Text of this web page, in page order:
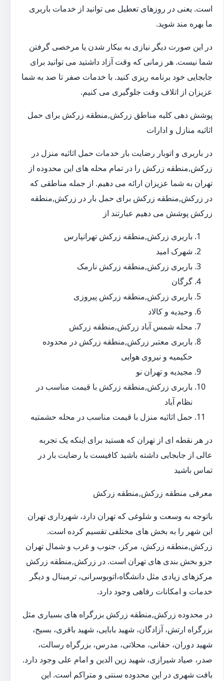
است. یعنی در روزهای تعطیل می توانید از خدمات باربری
ما بهره مند شوید.
در این صورت دیگر نیازی به بیکار شدن یا مرخصی گرفتن
شما نیست. هر زمانی که وقت آزاد داشتید می توانید برای
جابجایی خود برنامه ریزی کنید. با خدمات صفر تا صد به شما
عزیزان از اتلاف وقت جلوگیری می کنیم.
پوشش دهی کلیه مناطق زرکش,منطقه زرکش برای حمل
اثاثیه منازل و ادارات
در باربری و اتوبار رضایت بار خدمات حمل اثاثیه منزل در
زرکش,منطقه زرکش را در تمام محله های این محدوده از
تهران به شما عزیزان ارائه می دهیم. از جمله مناطقی که
در زرکش,منطقه زرکش برای حمل بار در زرکش,منطقه
زرکش پوشش می دهیم عبارتند از
باربری زرکش,منطقه زرکش تهرانپارس
شهرک امید
باربری زرکش,منطقه زرکش نارمک
گرگان
باربری زرکش,منطقه زرکش پیروزی
وحیدیه و کالاد
محله شمس آباد زرکش,منطقه زرکش
باربری معتبر زرکش,منطقه زرکش در محدوده
حکیمیه و نیروی هوایی
مجیدیه و تهران نو
باربری زرکش,منطقه زرکش با قیمت مناسب در
نظام آباد
حمل اثاثیه منزل با قیمت مناسب در محله حشمتیه
در هر نقطه ای از تهران که هستید برای اینکه یک تجربه
عالی از جابجایی داشته باشید کافیست با رضایت بار در
تماس باشید
معرفی منطقه زرکش,منطقه زرکش
باتوجه به وسعت و شلوغی که تهران دارد، شهرداری تهران
این شهر را به بخش های مختلفی تقسیم کرده است.
زرکش,منطقه زرکش، مرکز، جنوب و غرب و شمال تهران
جزو بخش بندی های تهران است. در زرکش,منطقه زرکش
مرکزهای زیادی مثل دانشگاه،اتوبوسرانی، ترمینال و دیگر
خدمات و امکانات رفاهی وجود دارد.
در محدوده زرکش,منطقه زرکش بزرگراه های بسیاری مثل
بزرگراه ارتش، آزادگان، شهید بابایی، شهید باقری، بسیج،
شهید دوران، حقانی، محلاتی، مدرس، بزرگراه رسالت،
صدر، صیاد شیرازی، شهید زین الدین و امام علی وجود دارد.
بافت شهری در این محدوده سنتی و متراکم است. این